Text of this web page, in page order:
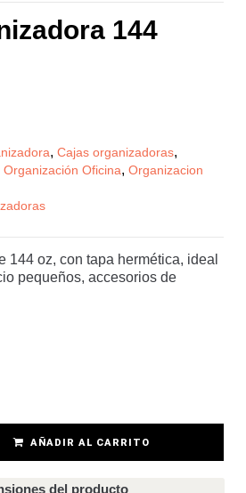
144
, Cajas organizadoras,
Organización Oficina, Organizacion
144 oz, con tapa hermética, ideal
pequeños, accesorios de
AÑADIR AL CARRITO
del producto